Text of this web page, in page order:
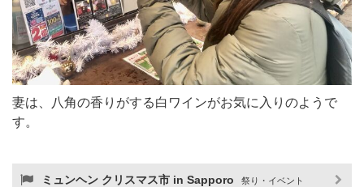
妻は、八角の香りがする白ワインがお気に入りのようで
す。
ミュンヘン クリスマス市 in Sapporo 祭り・イベント